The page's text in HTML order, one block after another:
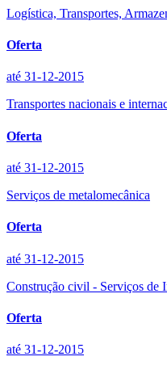
Logística, Transportes,
Oferta
até 31-12-2015
Transportes nacionais e
Oferta
até 31-12-2015
Serviços de metalomecânica
Oferta
até 31-12-2015
Construção civil - Serviços de
Oferta
até 31-12-2015